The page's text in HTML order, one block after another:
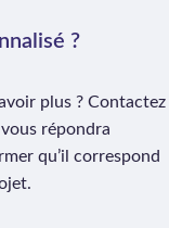
?
plus ? Contactez
répondra
qu’il correspond